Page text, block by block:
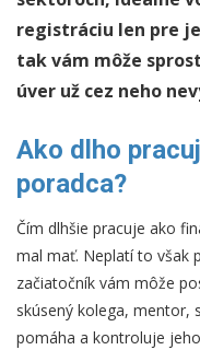
registráciu len pre
tak vám môže
úver už cez neho
Ako dlho
poradca?
Čím dlhšie pracuje ako
mal mať. Neplatí to však
začiatočník vám môže
skúsený kolega, mentor,
pomáha a kontroluje